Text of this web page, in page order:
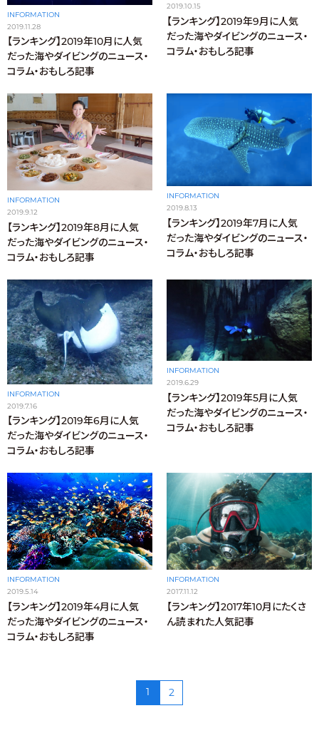
INFORMATION
2019.11.28
【ランキング】2019年10月に人気
だった海やダイビングのニュース・
コラム・おもしろ記事
2019.10.15
【ランキング】2019年9月に人気
だった海やダイビングのニュース・
コラム・おもしろ記事
INFORMATION
2019.9.12
【ランキング】2019年8月に人気
だった海やダイビングのニュース・
コラム・おもしろ記事
INFORMATION
2019.8.13
【ランキング】2019年7月に人気
だった海やダイビングのニュース・
コラム・おもしろ記事
INFORMATION
2019.7.16
【ランキング】2019年6月に人気
だった海やダイビングのニュース・
コラム・おもしろ記事
INFORMATION
2019.6.29
【ランキング】2019年5月に人気
だった海やダイビングのニュース・
コラム・おもしろ記事
INFORMATION
2019.5.14
【ランキング】2019年4月に人気
だった海やダイビングのニュース・
コラム・おもしろ記事
INFORMATION
2017.11.12
【ランキング】2017年10月にたくさ
ん読まれた人気記事
1 2